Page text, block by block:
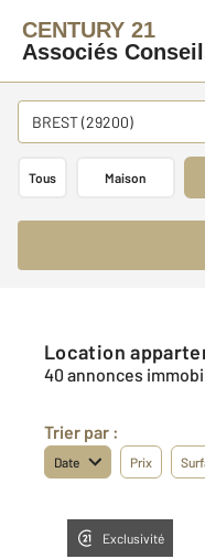
CENTURY 21
Associés
BREST (29200)
Tous Maison
Location
40 annonces
Trier par :
Date Prix
Exclusivité